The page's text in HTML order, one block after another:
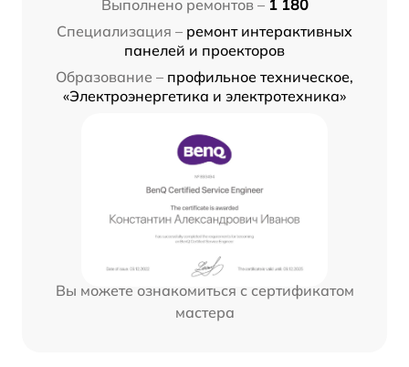
Выполнено ремонтов – 1 180
Специализация – ремонт интерактивных
панелей и проекторов
Образование – профильное техническое,
«Электроэнергетика и электротехника»
Вы можете ознакомиться с сертификатом
мастера